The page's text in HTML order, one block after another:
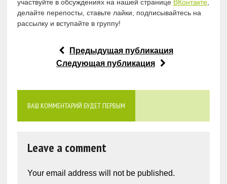
участвуйте в обсуждениях на нашей странице ВКонтакте,
делайте перепосты, ставьте лайки, подписывайтесь на
рассылку и вступайте в группу!
Предыдущая публикация
Следующая публикация
ВАШ КОММЕНТАРИЙ БУДЕТ ПЕРВЫМ
Leave a comment
Your email address will not be published.